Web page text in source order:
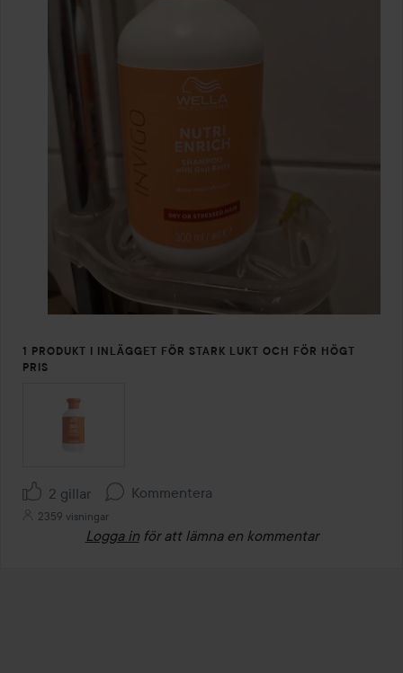
1 PRODUKT I INLÄGGET FÖR STARK LUKT OCH FÖR HÖGT
PRIS
2 gillar Kommentera
2359 visningar
Logga in för att lämna en kommentar